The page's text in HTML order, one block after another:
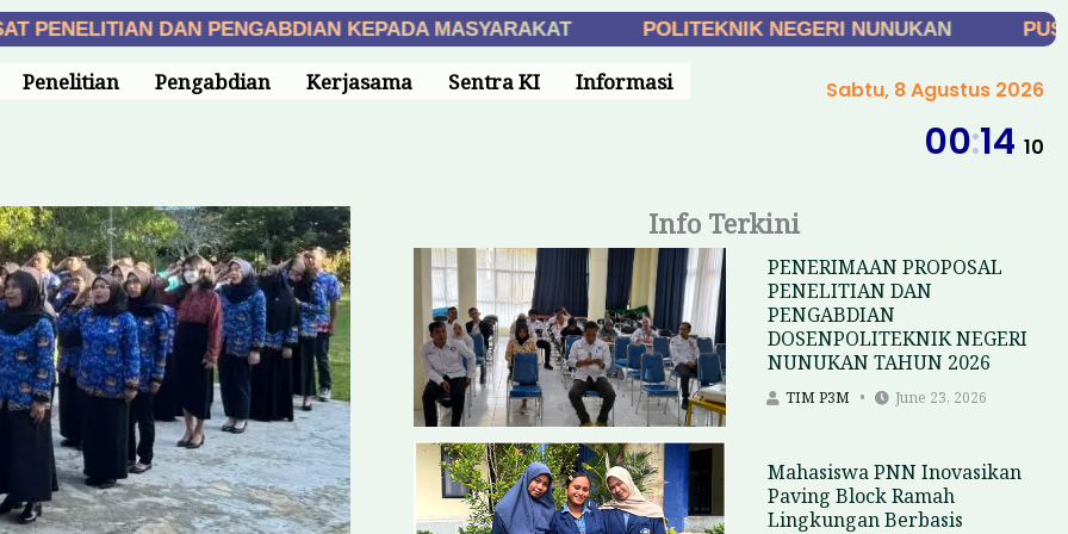
PENELITIAN DAN PENGABDIAN KEPADA MASYARAKAT POLITEKNIK NEGERI NUNUKAN PUSAT
Penelitian Pengabdian Kerjasama Sentra KI Informasi Sabtu, 8 Agustus 2026
00:14 11
Info Terkini
PENERIMAAN PROPOSAL
PENELITIAN DAN
PENGABDIAN
DOSENPOLITEKNIK NEGERI
NUNUKAN TAHUN 2026
TIM P3M June 23, 2026
Mahasiswa PNN Inovasikan
Paving Block Ramah
Lingkungan Berbasis